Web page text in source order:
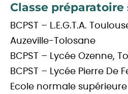
Classe
BCPST – L.E.G.T.A.
Auzeville-Tolosane
BCPST – Lycée Ozenne,
BCPST – Lycée Pierre De
Ecole normale